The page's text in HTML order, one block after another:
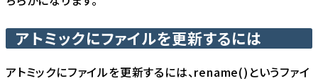
アトミックにファイルを更新するには
アトミックにファイルを更新するには、rename()というファイ